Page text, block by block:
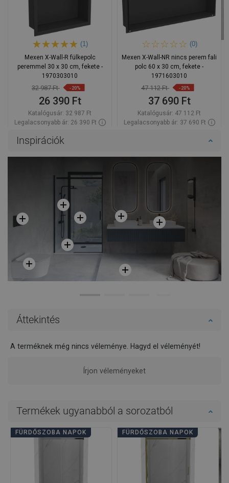
(1)
Mexen X-Wall-R fülkepolc
peremmel 30 x 30 cm, fekete -
1970303010
32 987 Ft -20%
26 390 Ft
Katalógusár: 32 987 Ft
Legalacsonyabb ár: 26 390 Ft
Kedvenc
(0)
Mexen X-Wall-NR nincs perem fali
polc 60 x 30 cm, fekete -
1971603010
47 112 Ft -20%
37 690 Ft
Katalógusár: 47 112 Ft
Legalacsonyabb ár: 37 690 Ft
Hasonlítsa
Inspirációk
Áttekintés
A terméknek még nincs véleménye. Hagyd el véleményét!
Írjon véleményeket
Termékek ugyanabból a sorozatból
FÜRDŐSZOBA NAPOK FÜRDŐSZOBA NAPOK